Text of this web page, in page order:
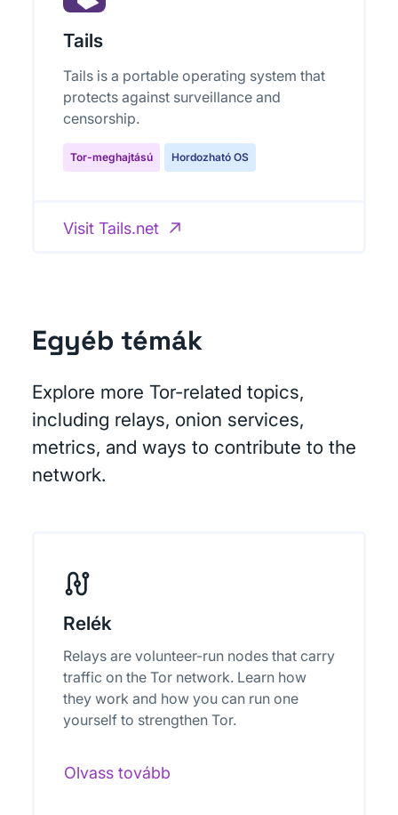
Tails
Tails is a portable operating system that
protects against surveillance and
censorship.
Tor-meghajtású Hordozható OS
Visit Tails.net
Egyéb témák
Explore more Tor-related topics,
including relays, onion services,
metrics, and ways to contribute to the
network.
Relék
Relays are volunteer-run nodes that carry
traffic on the Tor network. Learn how
they work and how you can run one
yourself to strengthen Tor.
Olvass tovább